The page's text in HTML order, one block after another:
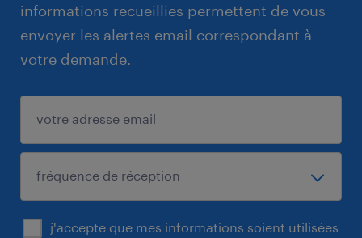
informations recueillies permettent de vous
envoyer les alertes email correspondant à
votre demande.
j'accepte que mes informations soient utilisées